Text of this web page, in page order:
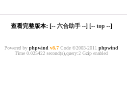
查看完整版本: [-- 六合助手--] [-- top--]
Powered by phpwind v8.7 Code ©2003-2011 phpwind
Time 0.025422 second(s),query:2 Gzip enabled